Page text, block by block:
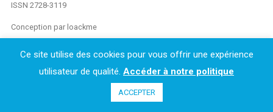
ISSN 2728-3119
Conception par loackme
Ce site utilise des cookies pour vous offrir une expérience
utilisateur de qualité. Accéder à notre politique
ACCEPTER